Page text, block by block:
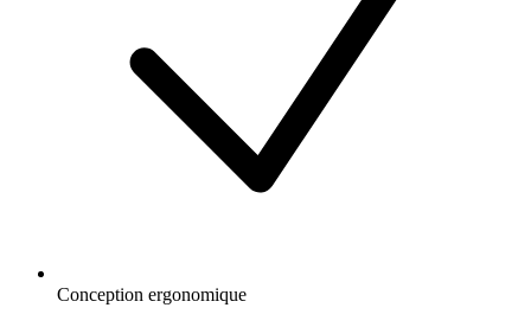
Conception ergonomique